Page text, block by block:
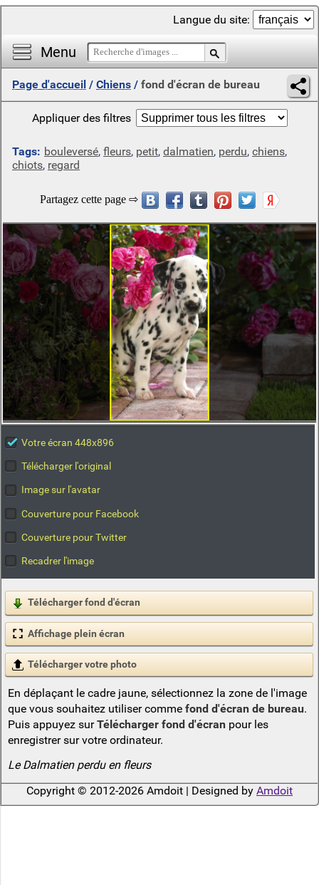
Menu
Langue du site:
Page d'accueil / Chiens / fond d'écran de bureau
Appliquer des filtres
Tags: bouleversé, fleurs, petit, dalmatien, perdu, chiens,
chiots, regard
Votre écran 448x896
Télécharger l'original
Image sur l'avatar
Couverture pour Facebook
Couverture pour Twitter
Recadrer l'image
Télécharger fond d'écran
Affichage plein écran
Télécharger votre photo
En déplaçant le cadre jaune, sélectionnez la zone de l'image
que vous souhaitez utiliser comme fond d'écran de bureau.
Puis appuyez surTélécharger fond d'écranpour les
enregistrer sur votre ordinateur.
Le Dalmatien perdu en fleurs
Copyright © 2012-2026 Amdoit | Designed by Amdoit